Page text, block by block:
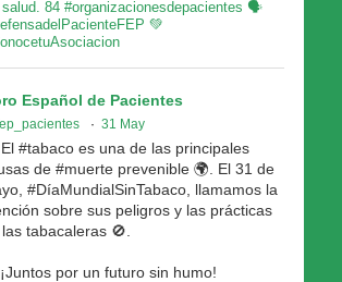
salud. 84 #organizacionesdepacientes 🗣
💚
Español de Pacientes
· 31 May
#tabaco es una de las principales
de #muerte prevenible 🌍. El 31 de
#DíaMundialSinTabaco, llamamos la
sobre sus peligros y las prácticas
tabacaleras 🚫.
por un futuro sin humo!